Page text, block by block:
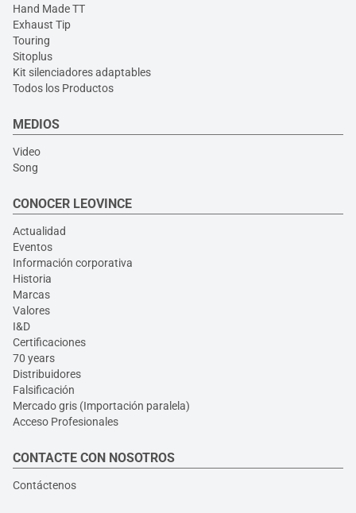
Hand Made TT
Exhaust Tip
Touring
Sitoplus
Kit silenciadores adaptables
Todos los Productos
MEDIOS
Video
Song
CONOCER LEOVINCE
Actualidad
Eventos
Información corporativa
Historia
Marcas
Valores
I&D
Certificaciones
70 years
Distribuidores
Falsificación
Mercado gris (Importación paralela)
Acceso Profesionales
CONTACTE CON NOSOTROS
Contáctenos